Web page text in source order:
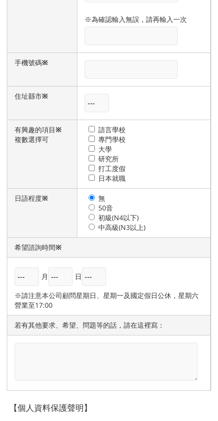
※為確認輸入無誤，請再輸入一次
手機號碼※
住址縣市※
有興趣的項目※
複數選擇可
語言學校
專門學校
大學
研究所
打工度假
日本就職
日語程度※
無
50音
初級(N4以下)
中高級(N3以上)
希望諮詢時間※
月 日
※請注意本公司顧問星期日、星期一及國定假日公休，星期六
營業至17:00
若有其他要求、希望、問題等的話，請在這裡寫：
【個人資料保護聲明】